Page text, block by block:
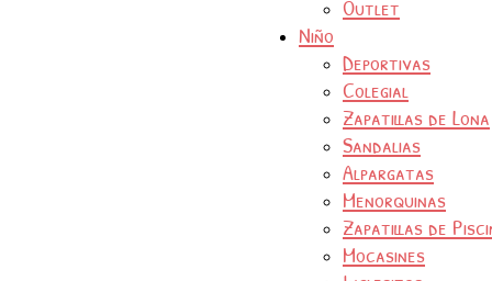
Outlet
Niño
Deportivas
Colegial
Zapatillas de Lona
Sandalias
Alpargatas
Menorquinas
Zapatillas de
Mocasines